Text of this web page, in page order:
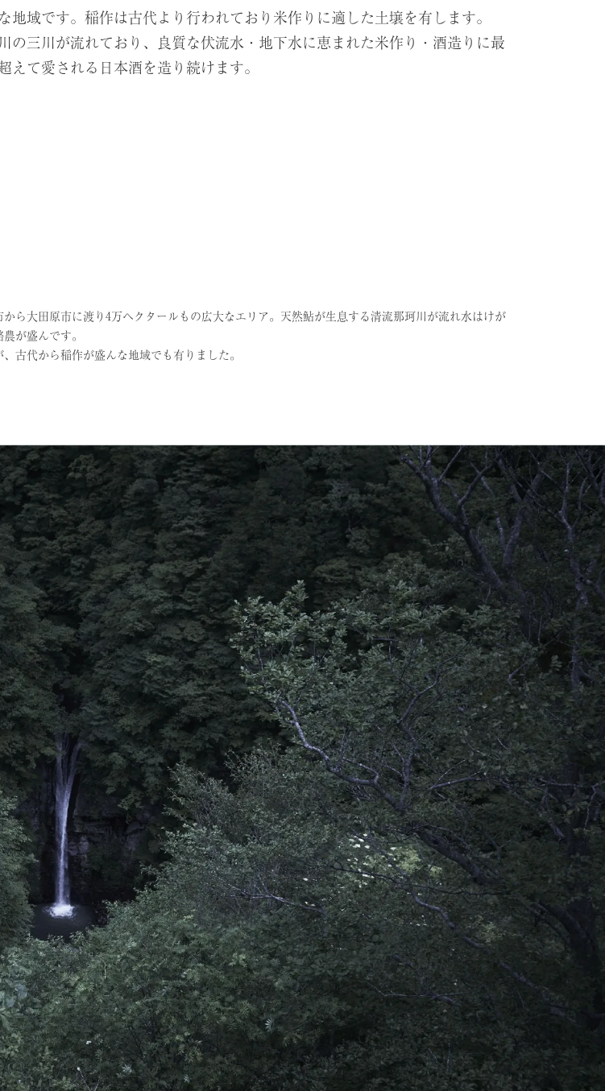
域です。稲作は古代より行われており米作りに適した土壌を有します。
三川が流れており、良質な伏流水・地下水に恵まれた米作り・酒造りに最
て愛される日本酒を造り続けます。
ら大田原市に渡り4万ヘクタールもの広大なエリア。天然鮎が生息する清流那珂川が流れ水はけが
が盛んです。
古代から稲作が盛んな地域でも有りました。